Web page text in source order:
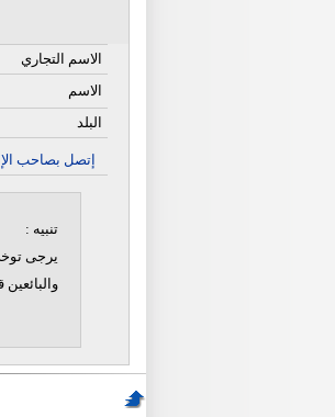
الاسم التجاري
الاسم
البلد
تنبيه :
يرجى
والبائعين